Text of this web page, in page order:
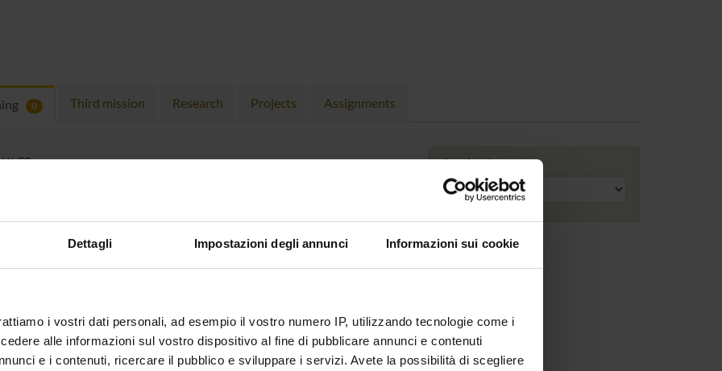
Dettagli Impostazioni degli annunci Informazioni sui cookie
i vostri dati personali, ad esempio il vostro numero IP, utilizzando tecnologie come i
alle informazioni sul vostro dispositivo al fine di pubblicare annunci e contenuti
e i contenuti, ricercare il pubblico e sviluppare i servizi. Avete la possibilità di scegliere
0 Third mission Research Projects Assignments
Academic year